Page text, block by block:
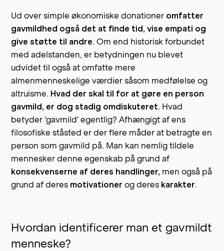
Ud over simple økonomiske donationer omfatter
gavmildhed også det at finde tid, vise empati og
give støtte til andre. Om end historisk forbundet
med adelstanden, er betydningen nu blevet
udvidet til også at omfatte mere
almenmenneskelige værdier såsom medfølelse og
altruisme. Hvad der skal til for at gøre en person
gavmild, er dog stadig omdiskuteret. Hvad
betyder 'gavmild' egentlig? Afhængigt af ens
filosofiske ståsted er der flere måder at betragte en
person som gavmild på. Man kan nemlig tildele
mennesker denne egenskab på grund af
konsekvenserne af deres handlinger, men også på
grund af deres motivationerog deres karakter.
Hvordan identificerer man et gavmildt
menneske?